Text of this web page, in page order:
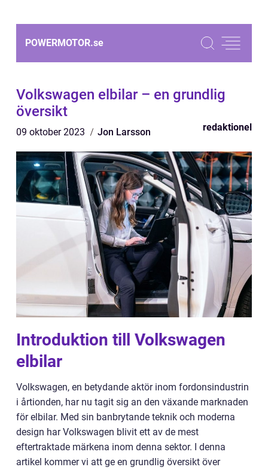
POWERMOTOR.se
Volkswagen elbilar – en grundlig
översikt
09 oktober 2023 Jon Larsson redaktionel
Introduktion till Volkswagen
elbilar
Volkswagen, en betydande aktör inom fordonsindustrin
i årtionden, har nu tagit sig an den växande marknaden
för elbilar. Med sin banbrytande teknik och moderna
design har Volkswagen blivit ett av de mest
eftertraktade märkena inom denna sektor. I denna
artikel kommer vi att ge en grundlig översikt över